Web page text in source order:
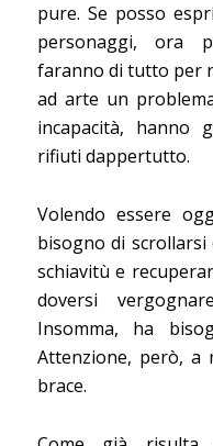
pure. Se posso
personaggi, ora
faranno di tutto per
ad arte un
incapacità, hanno
rifiuti dappertutto.
Volendo essere
bisogno di scrollarsi
schiavitù e
doversi
Insomma, ha
Attenzione, però, a
brace.